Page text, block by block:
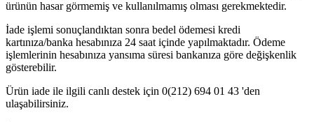
ürünün hasar görmemiş ve kullanılmamış olması gerekmektedir.
İade işlemi sonuçlandıktan sonra bedel ödemesi kredi
kartınıza/banka hesabınıza 24 saat içinde yapılmaktadır. Ödeme
işlemlerinin hesabınıza yansıma süresi bankanıza göre değişkenlik
gösterebilir.
Ürün iade ile ilgili canlı destek için 0(212) 694 01 43 'den
ulaşabilirsiniz.